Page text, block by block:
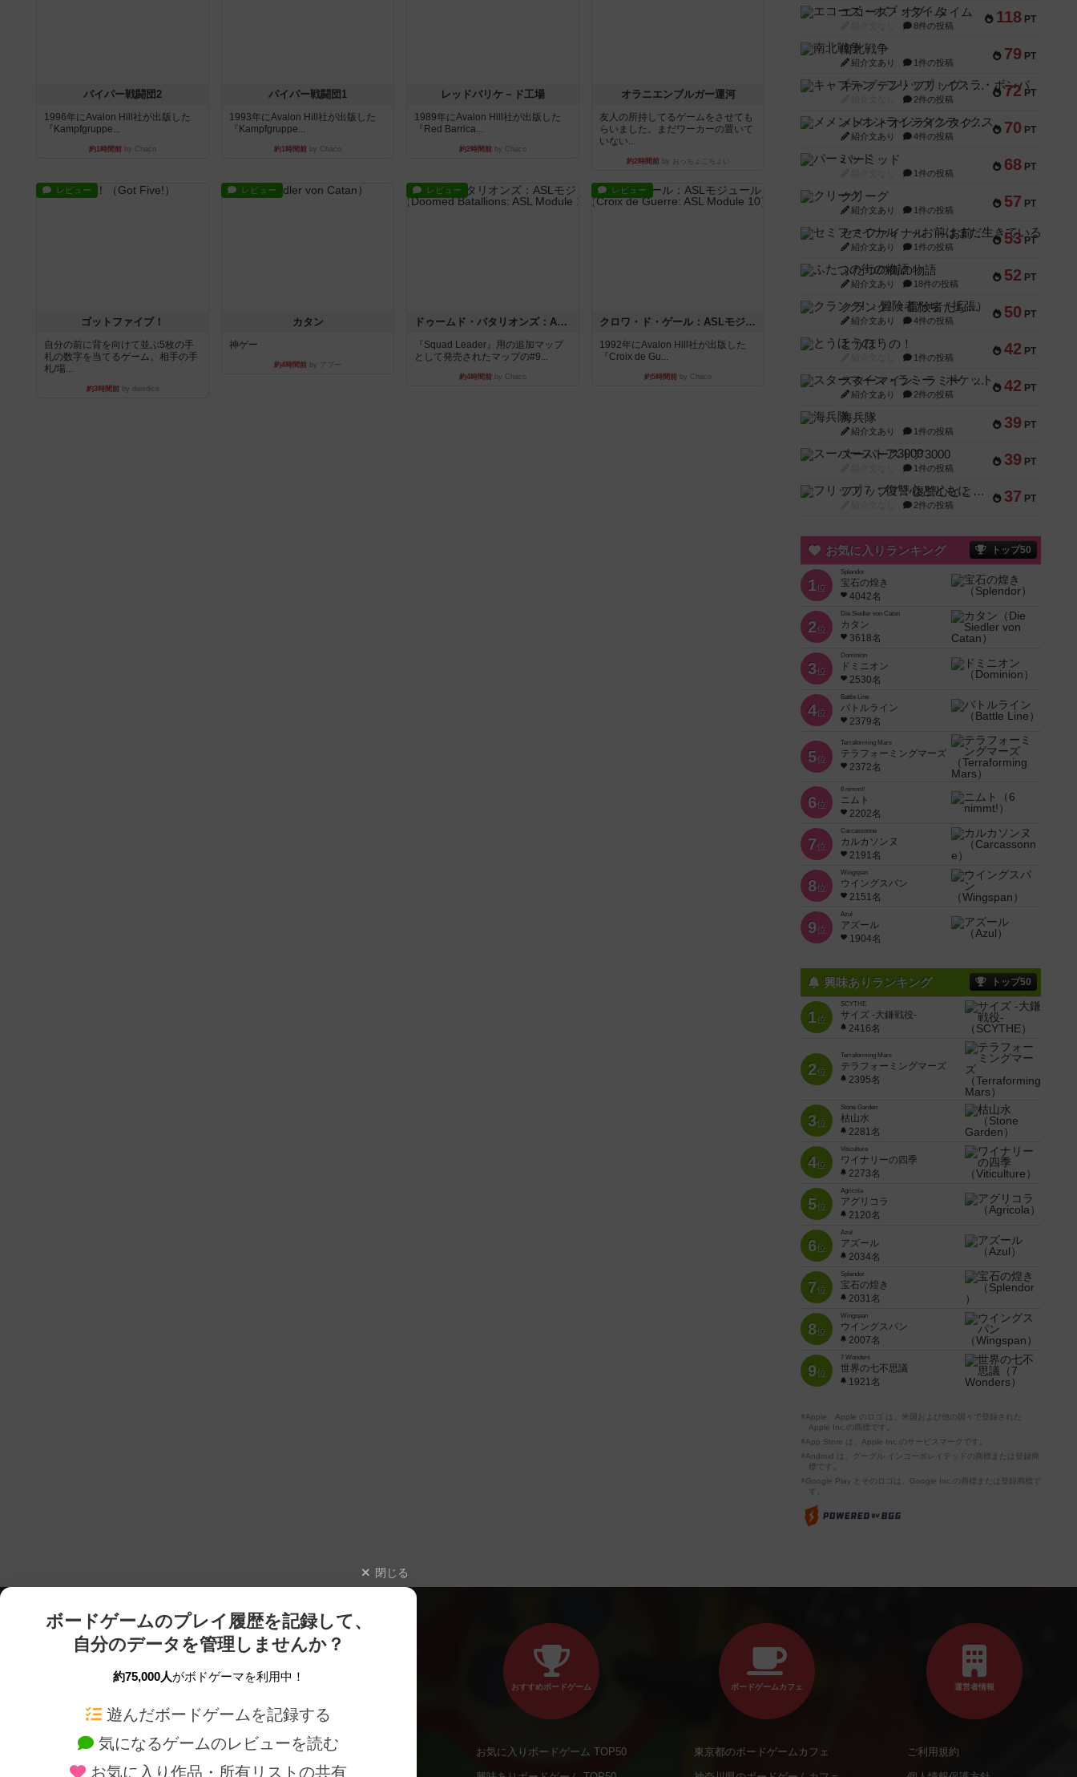
パイパー戦闘団2
1996年にAvalon Hill社が出版した
『Kampfgruppe...
約1時間前 by Chaco
パイパー戦闘団1
1993年にAvalon Hill社が出版した
『Kampfgruppe...
約1時間前 by Chaco
レッドバリケ－ド工場
1989年にAvalon Hill社が出版した
『Red Barrica...
約2時間前 by Chaco
オラニエンブルガー運河
友人の所持してるゲームをさせても
らいました。まだワーカーの置いて
いない...
約2時間前by おっちょこちょい
レビュー
ゴットファイブ！
自分の前に背を向けて並ぶ5枚の手
札の数字を当てるゲーム。相手の手
札/場...
約3時間前by daisdice
レビュー
カタン
神ゲー
約4時間前 by アプー
レビュー
ドゥームド・バタリオンズ：ASLモジュール11
『Squad Leader』用の追加マップ
として発売されたマップの#9...
約4時間前 by Chaco
レビュー
クロワ・ド・ゲール：ASLモジュール10
1992年にAvalon Hill社が出版した
『Croix de Gu...
約5時間前 by Chaco
118 PT
エコーズ・オブ・タイム
8件の投稿
79 PT
南北戦争
紹介文あり 1件の投稿
72 PT
キャプテン・フリップ：イスラ・ボンバ
2件の投稿
70 PT
メメントオンラインタクティクス
紹介文あり 4件の投稿
68 PT
パーミッド
1件の投稿
57 PT
クリーグ
紹介文あり 1件の投稿
53 PT
セミファイナル ～お前はまだ生きている～
紹介文あり 1件の投稿
52 PT
ふたつの街の物語
紹介文あり 18件の投稿
50 PT
クランク! ：冒険者たち（拡張）
紹介文あり 4件の投稿
42 PT
とうほうの！
1件の投稿
42 PT
スターマイン・ラミー ポケット
紹介文あり 2件の投稿
39 PT
海兵隊
紹介文あり 1件の投稿
39 PT
スーパーストア3000
1件の投稿
37 PT
フリップ７：復讐心とともに
2件の投稿
お気に入りランキング トップ50
1位
Splendor
宝石の煌き
4042名
2位
Die Siedler von Catan
カタン
3618名
3位
Dominion
ドミニオン
2530名
4位
Battle Line
バトルライン
2379名
5位
Terraforming Mars
テラフォーミングマーズ
2372名
6位
6 nimmt!
ニムト
2202名
7位
Carcassonne
カルカソンヌ
2191名
8位
Wingspan
ウイングスパン
2151名
9位
Azul
アズール
1904名
興味ありランキング トップ50
1位
SCYTHE
サイズ -大鎌戦役-
2416名
2位
Terraforming Mars
テラフォーミングマーズ
2395名
3位
Stone Garden
枯山水
2281名
4位
Viticulture
ワイナリーの四季
2273名
5位
Agricola
アグリコラ
2120名
6位
Azul
アズール
2034名
7位
Splendor
宝石の煌き
2031名
8位
Wingspan
ウイングスパン
2007名
9位
7 Wonders
世界の七不思議
1921名
※Apple、Apple のロゴ は、米国および他の国々で登録された
Apple Inc.の商標です。
※App Store は、Apple Inc.のサービスマークです。
※Android は、グーグル インコーポレイテッドの商標または登録商
標です。
※Google Play とそのロゴは、Google Inc.の商標または登録商標で
す。
閉じる
ボードゲームのプレイ履歴を記録して、
自分のデータを管理しませんか？
約75,000人がボドゲーマを利用中！
遊んだボードゲームを記録する
気になるゲームのレビューを読む
お気に入り作品・所有リストの共有
ボードゲームを検索する 新作・再入荷情報
おすすめボードゲーム
お気に入りボードゲーム TOP50
ボードゲームカフェ
東京都のボードゲームカフェ
運営者情報
ご利用規約